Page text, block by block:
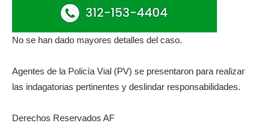
No se han dado mayores detalles del caso.
Agentes de la Policía Vial (PV) se presentaron para realizar
las indagatorias pertinentes y deslindar responsabilidades.
Derechos Reservados AF